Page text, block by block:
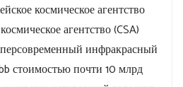
космическое агентство
агентство (CSA)
инфракрасный
стоимостью почти 10 млрд